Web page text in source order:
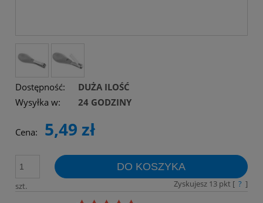
Dostępność:
DUŻA ILOŚĆ
Wysyłka w:
24 GODZINY
Cena: 5,49 zł
szt.
DO KOSZYKA
Zyskujesz 13pkt [ ? ]